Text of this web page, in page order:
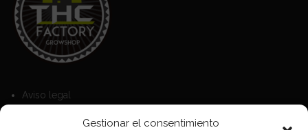
Gestionar el consentimiento
Aviso legal
Política de Cookies